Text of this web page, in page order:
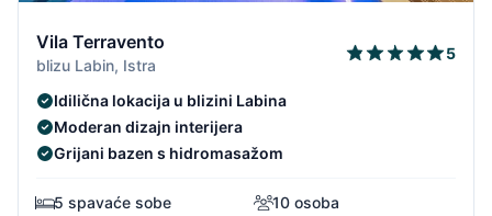
Vila Terravento
blizu Labin, Istra
5
Idilična lokacija u blizini Labina
Moderan dizajn interijera
Grijani bazen s hidromasažom
5 spavaće sobe
10 osoba